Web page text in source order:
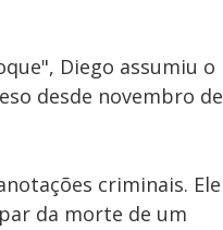
Diego assumiu o
desde novembro de
criminais. Ele
da morte de um